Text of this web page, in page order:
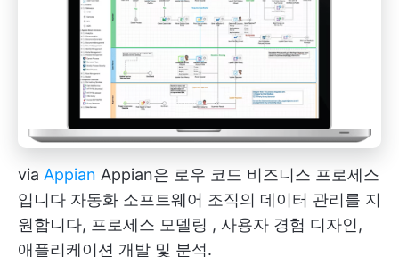
via Appian Appian은 로우 코드 비즈니스 프로세스
입니다 자동화 소프트웨어 조직의 데이터 관리를 지
원합니다, 프로세스 모델링 , 사용자 경험 디자인,
애플리케이션 개발 및 분석.